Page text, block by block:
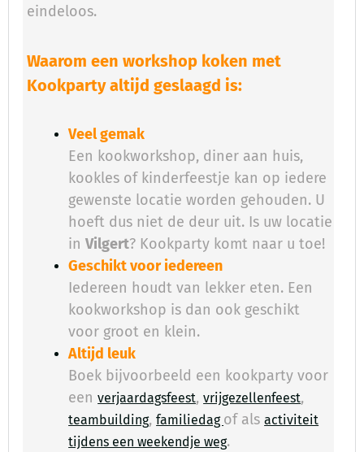
eindeloos.
Waarom een workshop koken met
Kookparty altijd geslaagd is:
Veel gemak
Een kookworkshop, diner aan huis,
kookles of kinderfeestje kan op iedere
gewenste locatie worden gehouden. U
hoeft dus niet de deur uit. Is uw locatie
inVilgert? Kookparty komt naar u toe!
Geschikt voor iedereen
Iedereen houdt van lekker eten. Een
kookworkshop is dan ook geschikt
voor groot en klein.
Altijd leuk
Boek bijvoorbeeld een kookparty voor
eenverjaardagsfeest,vrijgezellenfeest,
teambuilding,familiedag of alsactiviteit
tijdens een weekendje weg.